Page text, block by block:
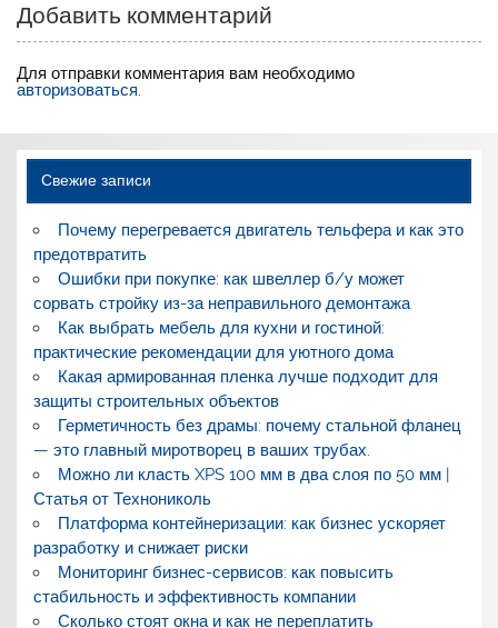
Добавить комментарий
Для отправки комментария вам необходимо
авторизоваться.
Свежие записи
Почему перегревается двигатель тельфера и как это
предотвратить
Ошибки при покупке: как швеллер б/у может
сорвать стройку из-за неправильного демонтажа
Как выбрать мебель для кухни и гостиной:
практические рекомендации для уютного дома
Какая армированная пленка лучше подходит для
защиты строительных объектов
Герметичность без драмы: почему стальной фланец
— это главный миротворец в ваших трубах.
Можно ли класть XPS 100 мм в два слоя по 50 мм |
Статья от Технониколь
Платформа контейнеризации: как бизнес ускоряет
разработку и снижает риски
Мониторинг бизнес-сервисов: как повысить
стабильность и эффективность компании
Сколько стоят окна и как не переплатить